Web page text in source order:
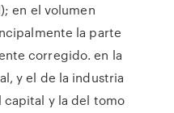
en el volumen
la parte
corregido. en la
y el de la industria
capital y la del tomo